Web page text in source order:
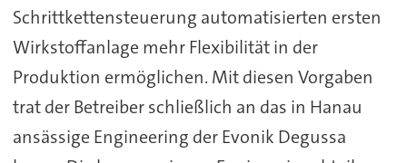
Schrittkettensteuerung automatisierten ersten
Wirkstoffanlage mehr Flexibilität in der
Produktion ermöglichen. Mit diesen Vorgaben
trat der Betreiber schließlich an das in Hanau
ansässige Engineering der Evonik Degussa